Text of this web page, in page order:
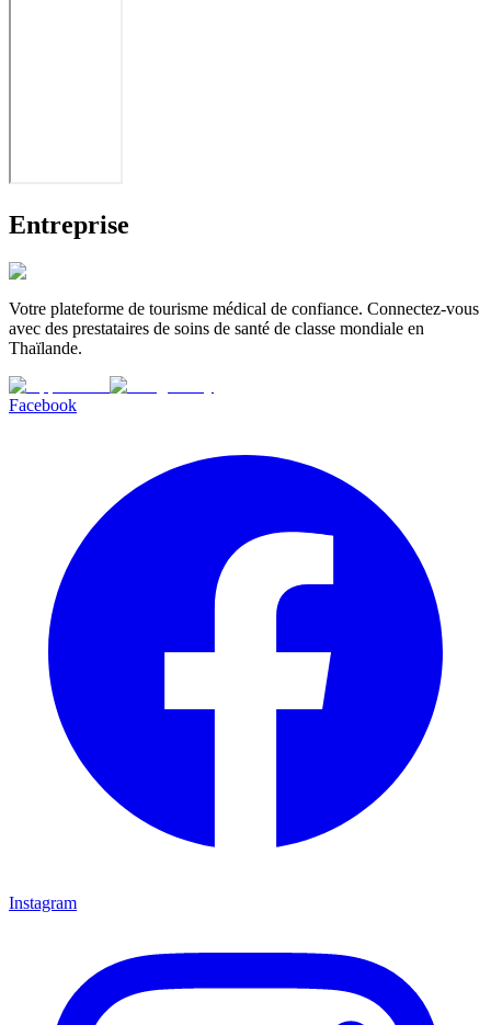
Entreprise
Votre plateforme de tourisme médical de confiance. Connectez-vous
avec des prestataires de soins de santé de classe mondiale en
Thaïlande.
Facebook
Instagram